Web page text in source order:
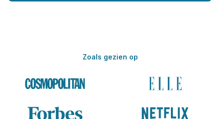
Zoals gezien op